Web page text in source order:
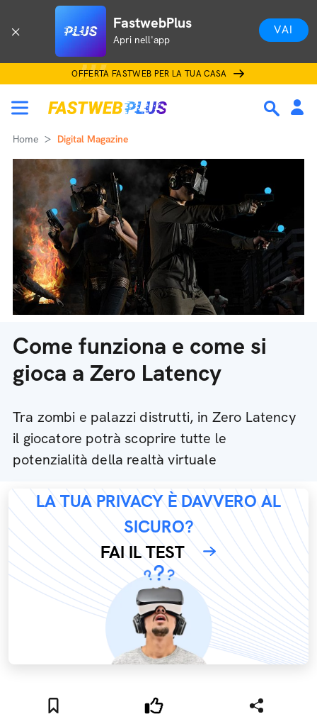
FastwebPlus
Apri nell'app
VAI
OFFERTA FASTWEB PER LA TUA CASA
Home Digital Magazine
Come funziona e come si
gioca a Zero Latency
Tra zombi e palazzi distrutti, in Zero Latency
il giocatore potrà scoprire tutte le
potenzialità della realtà virtuale
LA TUA PRIVACY È DAVVERO AL
SICURO?
FAI IL TEST